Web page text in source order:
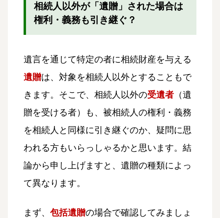
相続人以外が「遺贈」された場合は
権利・義務も引き継ぐ？
遺言を通じて特定の者に相続財産を与える
遺贈は、対象を相続人以外とすることもで
きます。そこで、相続人以外の受遺者 （遺
贈を受ける者）も、被相続人の権利・義務
を相続人と同様に引き継ぐのか、疑問に思
われる方もいらっしゃるかと思います。結
論から申し上げますと、遺贈の種類によっ
て異なります。
まず、 包括遺贈の場合で確認してみましょ